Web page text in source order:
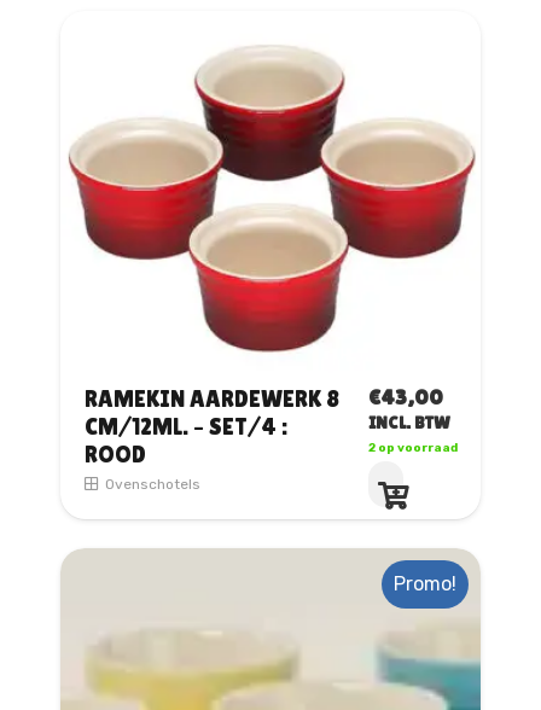
gekozen
worden
de
productpagina
RAMEKIN AARDEWERK 8
CM/12ML. – SET/4 :
ROOD
Ovenschotels
€43,00
INCL. BTW
2 op voorraad
Promo!